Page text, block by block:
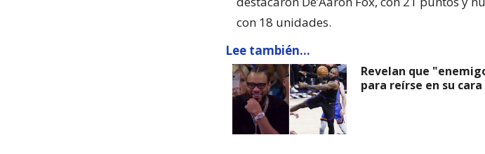
con 18 unidades.
Lee también...
Revelan que
para reírse en su